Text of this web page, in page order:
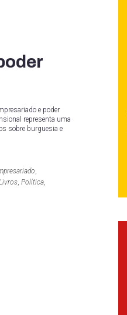
e poder
representa uma
sobre burguesia e
,
, Política,